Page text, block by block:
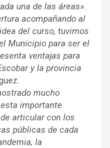
una de las áreas».
acompañando al
del curso, tuvimos
Municipio para ser el
ventajas para
y la provincia
mucho
importante
articular con los
públicas de cada
la